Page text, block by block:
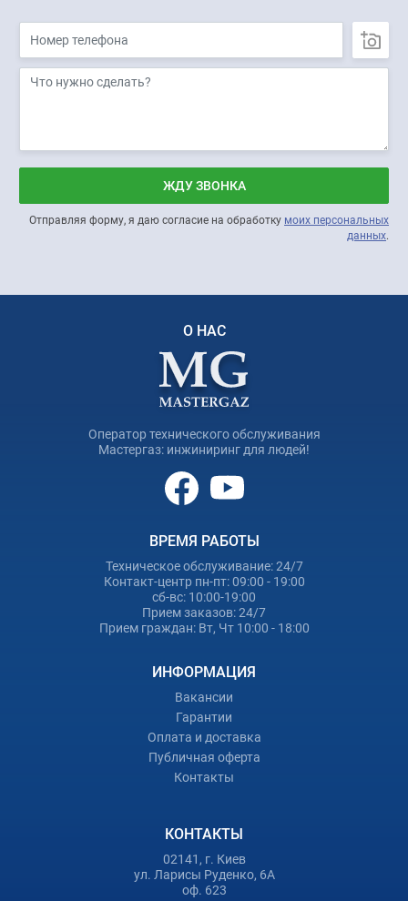
ЖДУ ЗВОНКА
Отправляя форму, я даю согласие на обработку моих персональных
данных.
О НАС
Оператор технического обслуживания
Мастергаз: инжиниринг для людей!
ВРЕМЯ РАБОТЫ
Техническое обслуживание: 24/7
Контакт-центр пн-пт: 09:00 - 19:00
сб-вс: 10:00-19:00
Прием заказов: 24/7
Прием граждан: Вт, Чт 10:00 - 18:00
ИНФОРМАЦИЯ
Вакансии
Гарантии
Оплата и доставка
Публичная оферта
Контакты
КОНТАКТЫ
02141, г. Киев
ул. Ларисы Руденко, 6А
оф. 623